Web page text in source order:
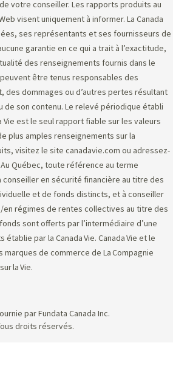
votre conseiller. Les rapports produits au
visent uniquement à informer. La Canada
ses représentants et ses fournisseurs de
garantie en ce qui a trait à l’exactitude,
des renseignements fournis dans le
être tenus responsables des
des dommages ou d’autres pertes résultant
de son contenu. Le relevé périodique établi
Vie est le seul rapport fiable sur les valeurs
plus amples renseignements sur la
visitez le site canadavie.com ou adressez-
Québec, toute référence au terme
en sécurité financière au titre des
et de fonds distincts, et à conseiller
en régimes de rentes collectives au titre des
sont offerts par l’intermédiaire d’une
par la Canada Vie. Canada Vie et le
de commerce de La Compagnie
la Vie.
par Fundata Canada Inc.
droits réservés.